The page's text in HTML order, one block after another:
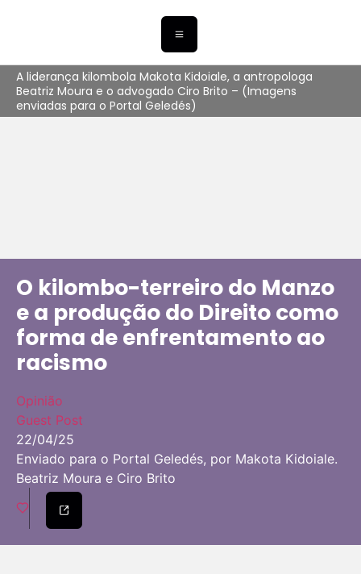
A liderança kilombola Makota Kidoiale, a antropologa
Beatriz Moura e o advogado Ciro Brito – (Imagens
enviadas para o Portal Geledés)
O kilombo-terreiro do Manzo
e a produção do Direito como
forma de enfrentamento ao
racismo
Opinião
Guest Post
22/04/25
Enviado para o Portal Geledés, por Makota Kidoiale.
Beatriz Moura e Ciro Brito